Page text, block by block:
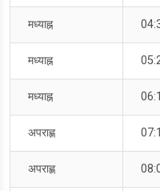
मध्याह्न
मध्याह्न
मध्याह्न
अपराह्ण
अपराह्ण